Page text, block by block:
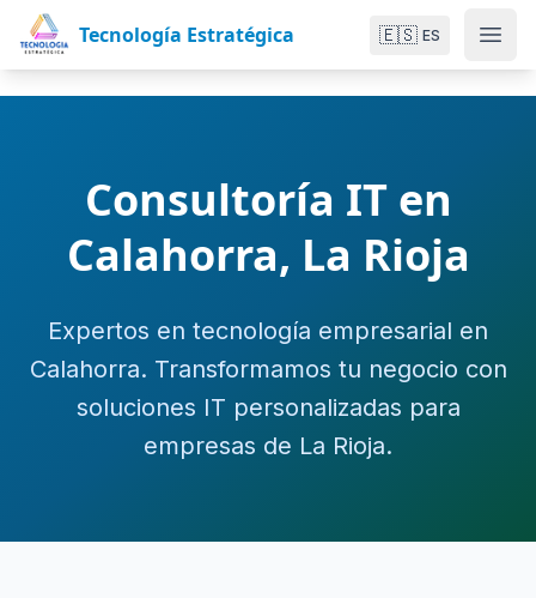
Tecnología Estratégica 🇪🇸 ES
Consultoría IT en
Calahorra, La Rioja
Expertos en tecnología empresarial en
Calahorra. Transformamos tu negocio con
soluciones IT personalizadas para
empresas de La Rioja.